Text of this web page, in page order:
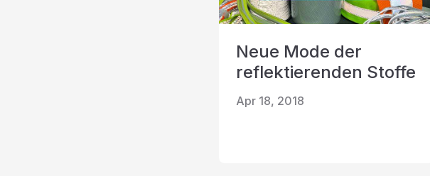
Neue Mode der
reflektierenden Stoffe
Apr 18, 2018